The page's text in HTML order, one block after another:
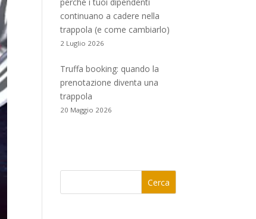
continuano a cadere nella
trappola (e come cambiarlo)
2 Luglio 2026
Truffa booking: quando la
prenotazione diventa una
trappola
20 Maggio 2026
Cerca